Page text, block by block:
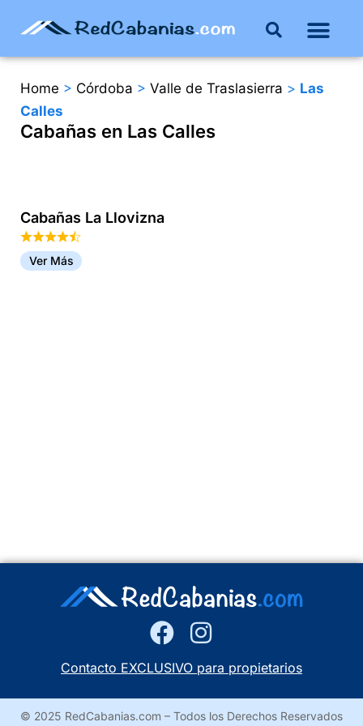
Home > Córdoba > Valle de Traslasierra > Las
Calles
Cabañas en Las Calles
Cabañas La Llovizna
Ver Más
Contacto EXCLUSIVO para propietarios
© 2025 RedCabanias.com – Todos los Derechos Reservados